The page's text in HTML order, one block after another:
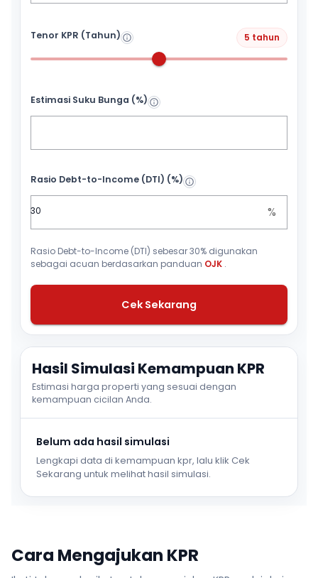
Tenor KPR (Tahun) 5 tahun
Estimasi Suku Bunga (%)
Rasio Debt-to-Income (DTI) (%)
%
Rasio Debt-to-Income (DTI) sebesar 30% digunakan
sebagai acuan berdasarkan panduan OJK .
Cek Sekarang
Hasil Simulasi Kemampuan KPR
Estimasi harga properti yang sesuai dengan
kemampuan cicilan Anda.
Belum ada hasil simulasi
Lengkapi data di kemampuan kpr, lalu klik Cek
Sekarang untuk melihat hasil simulasi.
Cara Mengajukan KPR